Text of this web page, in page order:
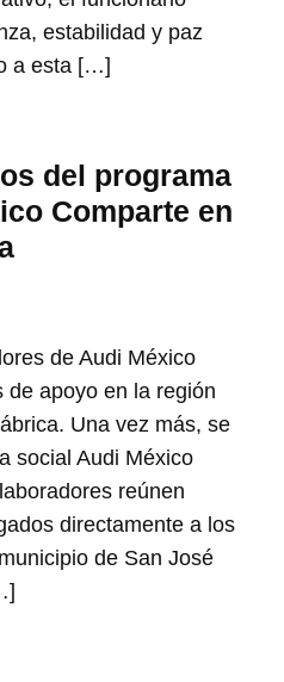
estabilidad y paz
a esta […]
del programa
Comparte en
de Audi México
de apoyo en la región
Una vez más, se
social Audi México
reúnen
directamente a los
de San José